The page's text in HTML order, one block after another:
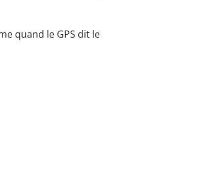
quand le GPS dit le